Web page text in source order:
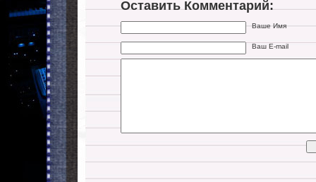
Оставить Комментарий:
Ваше Имя
Ваш E-mail